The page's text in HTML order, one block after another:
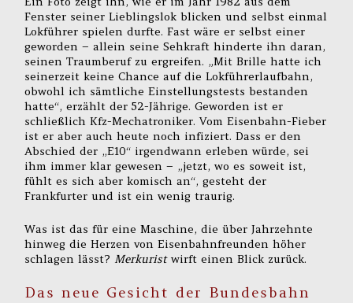
Fenster seiner Lieblingslok blicken und selbst einmal
Lokführer spielen durfte. Fast wäre er selbst einer
geworden – allein seine Sehkraft hinderte ihn daran,
seinen Traumberuf zu ergreifen. „Mit Brille hatte ich
seinerzeit keine Chance auf die Lokführerlaufbahn,
obwohl ich sämtliche Einstellungstests bestanden
hatte“, erzählt der 52-Jährige. Geworden ist er
schließlich Kfz-Mechatroniker. Vom Eisenbahn-Fieber
ist er aber auch heute noch infiziert. Dass er den
Abschied der „E10“ irgendwann erleben würde, sei
ihm immer klar gewesen – „jetzt, wo es soweit ist,
fühlt es sich aber komisch an“, gesteht der
Frankfurter und ist ein wenig traurig.
Was ist das für eine Maschine, die über Jahrzehnte
hinweg die Herzen von Eisenbahnfreunden höher
schlagen lässt? Merkuristwirft einen Blick zurück.
Das neue Gesicht der Bundesbahn